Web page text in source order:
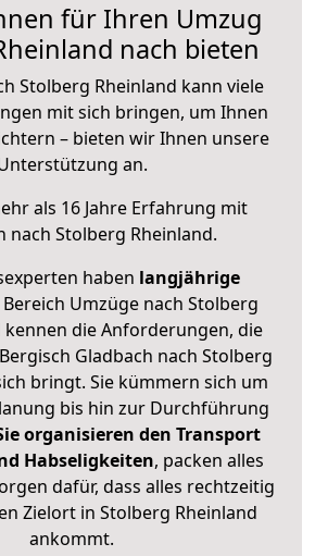
für Ihren Umzug
nach bieten
Stolberg Rheinland kann viele
mit sich bringen, um Ihnen
– bieten wir Ihnen unsere
an.
als 16 Jahre Erfahrung mit
nach Stolberg Rheinland.
haben langjährige
Umzüge nach Stolberg
kennen die Anforderungen, die
Gladbach nach Stolberg
bringt. Sie kümmern sich um
bis hin zur Durchführung
organisieren den Transport
Habseligkeiten, packen alles
dafür, dass alles rechtzeitig
Zielort in Stolberg Rheinland
ankommt.